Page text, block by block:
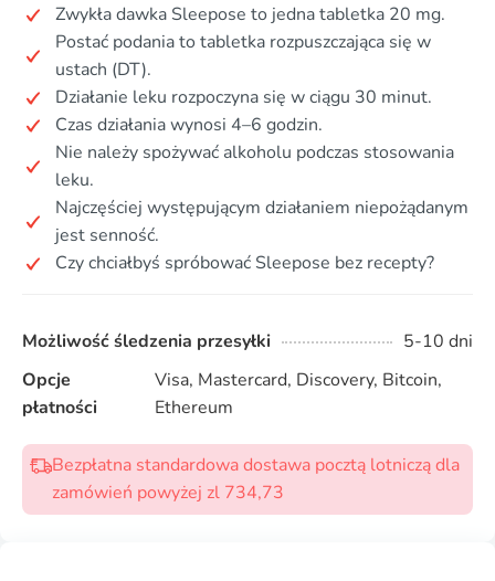
Zwykła dawka Sleepose to jedna tabletka 20 mg.
Postać podania to tabletka rozpuszczająca się w
ustach (DT).
Działanie leku rozpoczyna się w ciągu 30 minut.
Czas działania wynosi 4–6 godzin.
Nie należy spożywać alkoholu podczas stosowania
leku.
Najczęściej występującym działaniem niepożądanym
jest senność.
Czy chciałbyś spróbować Sleepose bez recepty?
Możliwość śledzenia przesyłki
5-10 dni
Opcje
płatności
Visa, Mastercard, Discovery, Bitcoin,
Ethereum
Bezpłatna standardowa dostawa pocztą lotniczą dla
zamówień powyżej zl 734,73